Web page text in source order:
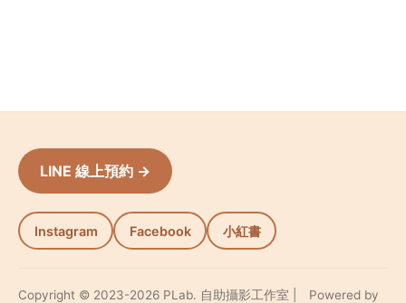
LINE 線上預約 →
Instagram Facebook 小紅書
Copyright © 2023-2026 PLab. 自助攝影工作室 | Powered by